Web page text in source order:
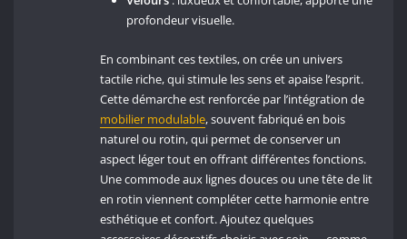
profondeur visuelle.
En combinant ces textiles, on crée un univers
tactile riche, qui stimule les sens et apaise l’esprit.
Cette démarche est renforcée par l’intégration de
mobilier modulable, souvent fabriqué en bois
naturel ou rotin, qui permet de conserver un
aspect léger tout en offrant différentes fonctions.
Une commode aux lignes douces ou une tête de lit
en rotin viennent compléter cette harmonie entre
esthétique et confort. Ajoutez quelques